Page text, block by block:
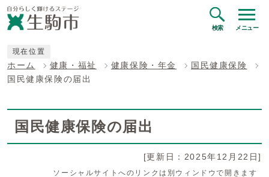
検索 メニュー
現在位置
ホーム 健康・福祉 健康保険・年金
国民健康保険
国民健康保険の届出
国民健康保険の届出
[更新日：2025年12月22日]
ソーシャルサイトへのリンクは別ウィンドウで開きます